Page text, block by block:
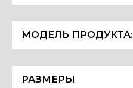
МОДЕЛЬ ПРОДУКТА:
РАЗМЕРЫ